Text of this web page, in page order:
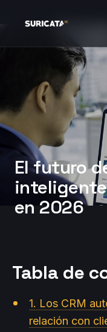
El futuro
en 2026
Tabla de
1. Los CRM
relación con